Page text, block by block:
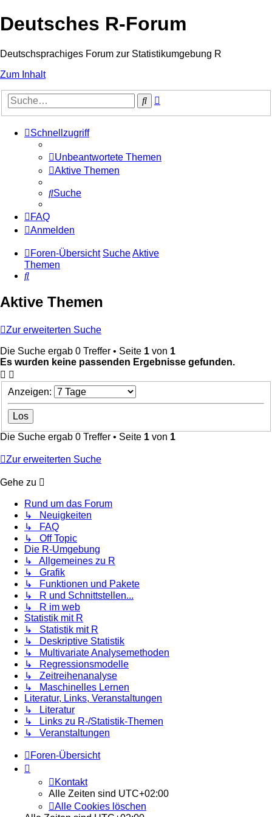
Deutsches R-Forum
Deutschsprachiges Forum zur Statistikumgebung R
Zum Inhalt
Suche
Schnellzugriff
Unbeantwortete Themen
Aktive Themen
Suche
FAQ
Anmelden
Foren-Übersicht SucheAktive
Themen
Suche
Aktive Themen
Zur erweiterten Suche
Die Suche ergab 0 Treffer • Seite 1 von 1
Es wurden keine passenden Ergebnisse gefunden.
Anzeigen:
Die Suche ergab 0 Treffer • Seite 1 von 1
Zur erweiterten Suche
Gehe zu
Rund um das Forum
↳ Neuigkeiten
↳ FAQ
↳ Off Topic
Die R-Umgebung
↳ Allgemeines zu R
↳ Grafik
↳ Funktionen und Pakete
↳ R und Schnittstellen...
↳ R im web
Statistik mit R
↳ Statistik mit R
↳ Deskriptive Statistik
↳ Multivariate Analysemethoden
↳ Regressionsmodelle
↳ Zeitreihenanalyse
↳ Maschinelles Lernen
Literatur, Links, Veranstaltungen
↳ Literatur
↳ Links zu R-/Statistik-Themen
↳ Veranstaltungen
Foren-Übersicht
Kontakt
Alle Zeiten sind UTC+02:00
Alle Cookies löschen